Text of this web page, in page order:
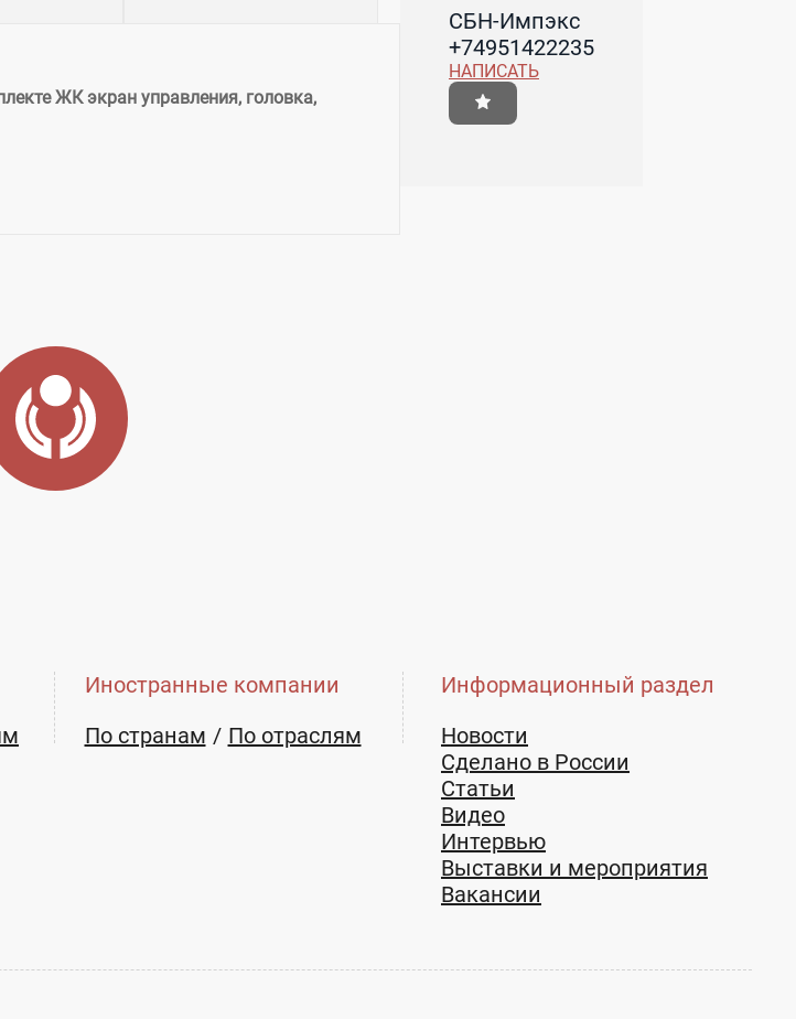
ЖК экран управления, головка,
СБН-Импэкс
+74951422235
НАПИСАТЬ
Иностранные компании
По странам
По отраслям
Информационный раздел
Новости
Сделано в России
Статьи
Видео
Интервью
Выставки и мероприятия
Вакансии